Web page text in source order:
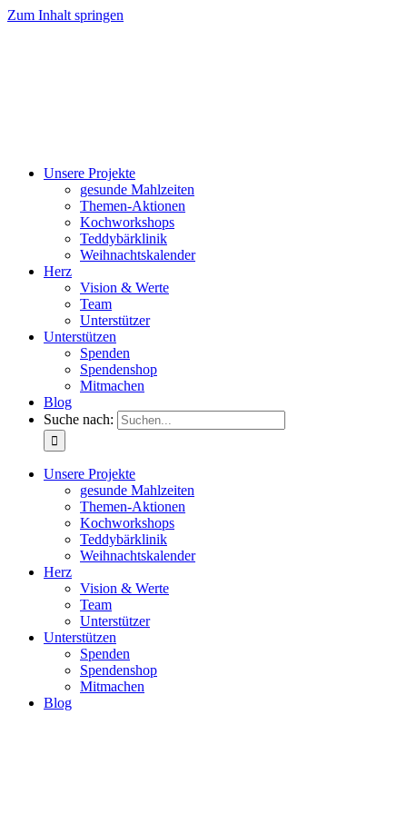
Zum Inhalt springen
Unsere Projekte
gesunde Mahlzeiten
Themen-Aktionen
Kochworkshops
Teddybärklinik
Weihnachtskalender
Herz
Vision & Werte
Team
Unterstützer
Unterstützen
Spenden
Spendenshop
Mitmachen
Blog
Suche nach:
Unsere Projekte
gesunde Mahlzeiten
Themen-Aktionen
Kochworkshops
Teddybärklinik
Weihnachtskalender
Herz
Vision & Werte
Team
Unterstützer
Unterstützen
Spenden
Spendenshop
Mitmachen
Blog